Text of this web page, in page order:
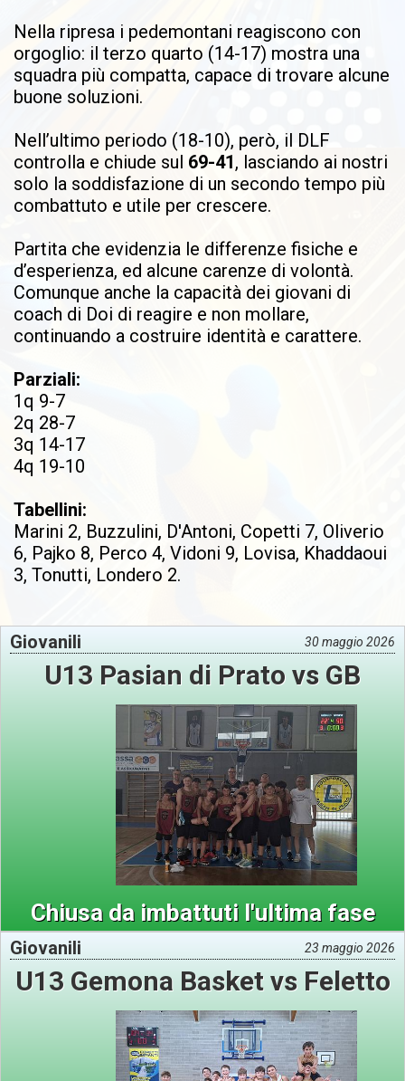
Nella ripresa i pedemontani reagiscono con
orgoglio: il terzo quarto (14-17) mostra una
squadra più compatta, capace di trovare alcune
buone soluzioni.
Nell’ultimo periodo (18-10), però, il DLF
controlla e chiude sul 69-41, lasciando ai nostri
solo la soddisfazione di un secondo tempo più
combattuto e utile per crescere.
Partita che evidenzia le differenze fisiche e
d’esperienza, ed alcune carenze di volontà.
Comunque anche la capacità dei giovani di
coach di Doi di reagire e non mollare,
continuando a costruire identità e carattere.
Parziali:
1q 9-7
2q 28-7
3q 14-17
4q 19-10
Tabellini:
Marini 2, Buzzulini, D'Antoni, Copetti 7, Oliverio
6, Pajko 8, Perco 4, Vidoni 9, Lovisa, Khaddaoui
3, Tonutti, Londero 2.
Giovanili 30 maggio 2026
U13 Pasian di Prato vs GB
Chiusa da imbattuti l'ultima fase
Giovanili 23 maggio 2026
U13 Gemona Basket vs Feletto